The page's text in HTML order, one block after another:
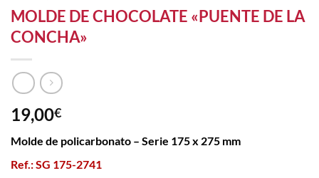
MOLDE DE CHOCOLATE «PUENTE DE LA
CONCHA»
19,00€
Molde de policarbonato – Serie 175 x 275 mm
Ref.: SG 175-2741